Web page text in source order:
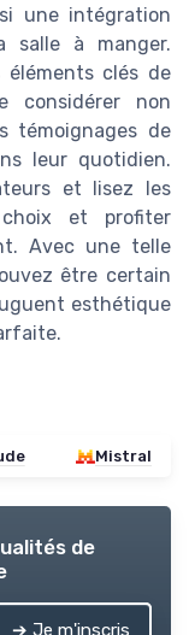
une intégration
salle à manger.
éléments clés de
considérer non
témoignages de
leur quotidien.
et lisez les
et profiter
Avec une telle
être certain
esthétique
Mistral
de
➔ Je m'inscris